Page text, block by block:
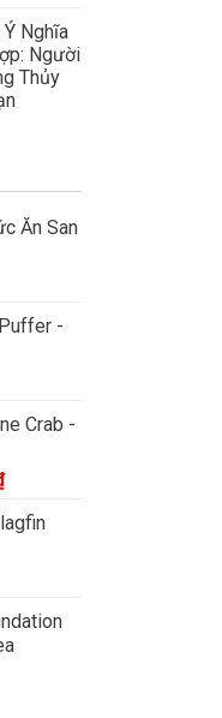
Nghĩa
Người
Thủy
Ăn San
-
Crab -
Giá
tại